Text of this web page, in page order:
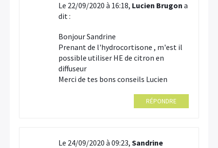
Le 22/09/2020 à 16:18, Lucien Brugon a
dit :
Bonjour Sandrine
Prenant de l'hydrocortisone , m'est il
possible utiliser HE de citron en
diffuseur
Merci de tes bons conseils Lucien
RÉPONDRE
Le 24/09/2020 à 09:23, Sandrine